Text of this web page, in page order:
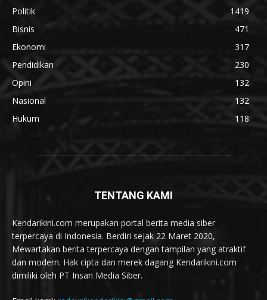
Politik
1419
Bisnis
471
Ekonomi
317
Pendidikan
230
Opini
132
Nasional
132
Hukum
118
TENTANG KAMI
Kendarikini.com merupakan portal berita media siber
terpercaya di Indonesia. Berdiri sejak 22 Maret 2020,
Mewartakan berita terpercaya dengan tampilan yang atraktif
dan modern. Hak cipta dan merek dagang Kendarikini.com
dimiliki oleh PT Insan Media Siber.